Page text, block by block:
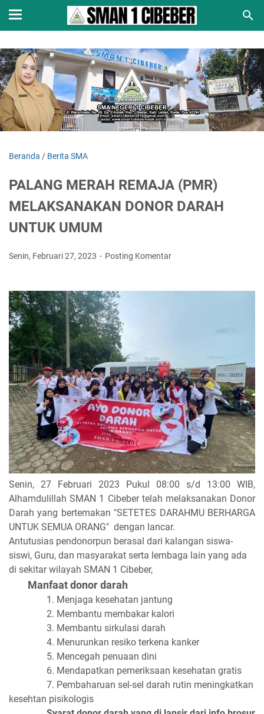
Beranda / Berita SMA
PALANG MERAH REMAJA (PMR)
MELAKSANAKAN DONOR DARAH
UNTUK UMUM
Senin, Februari 27, 2023 Posting Komentar
Senin, 27 Februari 2023 Pukul 08:00 s/d 13:00 WIB,
Alhamdulillah SMAN 1 Cibeber telah melaksanakan Donor
Darah yang bertemakan "SETETES DARAHMU BERHARGA
UNTUK SEMUA ORANG" dengan lancar.
Antutusias pendonorpun berasal dari kalangan siswa-
siswi, Guru, dan masyarakat serta lembaga lain yang ada
di sekitar wilayah SMAN 1 Cibeber,
Manfaat donor darah
1. Menjaga kesehatan jantung
2. Membantu membakar kalori
3. Membantu sirkulasi darah
4. Menurunkan resiko terkena kanker
5. Mencegah penuaan dini
6. Mendapatkan pemeriksaan kesehatan gratis
7. Pembaharuan sel-sel darah rutin meningkatkan
kesehtan pisikologis